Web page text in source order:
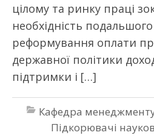
цілому та ринку праці
необхідність
реформування оплати
державної політики
підтримки і […]
Кафедра
Підкорювачі